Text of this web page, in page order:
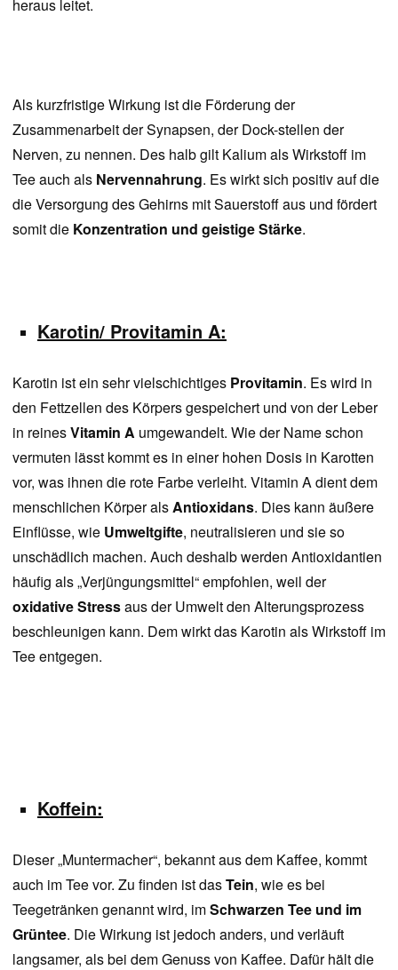
heraus leitet.
Als kurzfristige Wirkung ist die Förderung der
Zusammenarbeit der Synapsen, der Dock-stellen der
Nerven, zu nennen. Des halb gilt Kalium als Wirkstoff im
Tee auch als Nervennahrung. Es wirkt sich positiv auf die
die Versorgung des Gehirns mit Sauerstoff aus und fördert
somit die Konzentration und geistige Stärke.
Karotin/ Provitamin A:
Karotin ist ein sehr vielschichtiges Provitamin. Es wird in
den Fettzellen des Körpers gespeichert und von der Leber
in reinesVitamin A umgewandelt. Wie der Name schon
vermuten lässt kommt es in einer hohen Dosis in Karotten
vor, was ihnen die rote Farbe verleiht. Vitamin A dient dem
menschlichen Körper alsAntioxidans. Dies kann äußere
Einflüsse, wie Umweltgifte, neutralisieren und sie so
unschädlich machen. Auch deshalb werden Antioxidantien
häufig als „Verjüngungsmittel“ empfohlen, weil der
oxidative Stressaus der Umwelt den Alterungsprozess
beschleunigen kann. Dem wirkt das Karotin als Wirkstoff im
Tee entgegen.
Koffein:
Dieser „Muntermacher“, bekannt aus dem Kaffee, kommt
auch im Tee vor. Zu finden ist dasTein, wie es bei
Teegetränken genannt wird, imSchwarzen Tee und im
Grüntee. Die Wirkung ist jedoch anders, und verläuft
langsamer, als bei dem Genuss von Kaffee. Dafür hält die